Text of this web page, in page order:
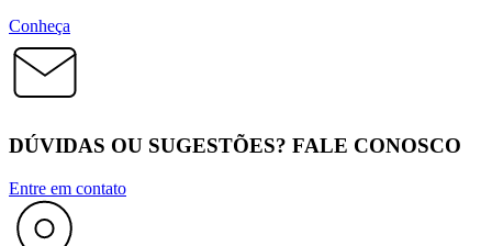
Conheça
DÚVIDAS OU SUGESTÕES? FALE CONOSCO
Entre em contato